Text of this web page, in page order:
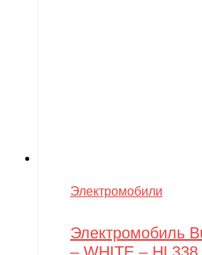
Электромобили
Электромобиль